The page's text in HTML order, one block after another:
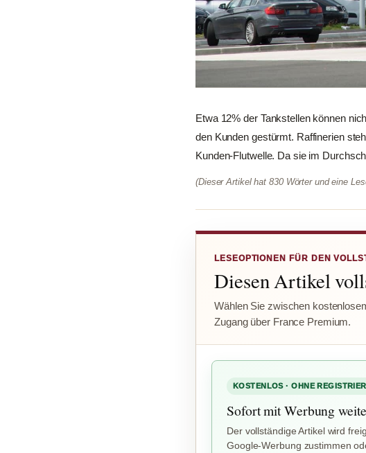
Etwa 12% der Tankstellen können
den Kunden gestürmt. Raffinerien
Kunden-Flutwelle. Da sie im
(Dieser Artikel hat 830 Wörter und eine
LESEOPTIONEN FÜR DEN
Diesen Artikel
Wählen Sie zwischen
Zugang über France Premium.
KOSTENLOS · OHNE
Sofort mit Werbung
Der vollständige Artikel wird
Google-Werbung zustimmen